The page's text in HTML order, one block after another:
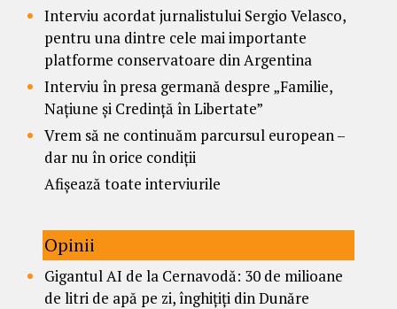
Interviu acordat jurnalistului Sergio Velasco,
pentru una dintre cele mai importante
platforme conservatoare din Argentina
Interviu în presa germană despre „Familie,
Națiune și Credință în Libertate”
Vrem să ne continuăm parcursul european –
dar nu în orice condiții
Afișează toate interviurile
Opinii
Gigantul AI de la Cernavodă: 30 de milioane
de litri de apă pe zi, înghițiți din Dunăre